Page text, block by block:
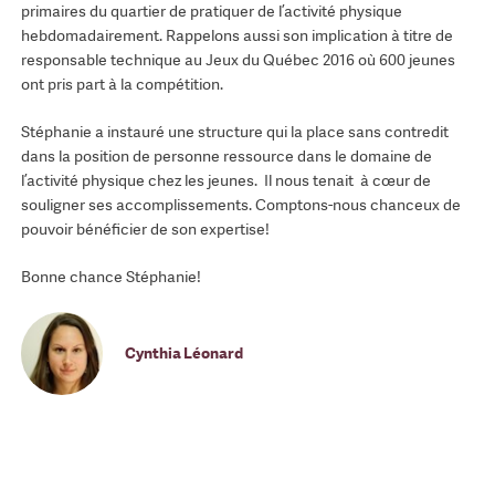
primaires du quartier de pratiquer de l’activité physique
hebdomadairement. Rappelons aussi son implication à titre de
responsable technique au Jeux du Québec 2016 où 600 jeunes
ont pris part à la compétition.
Stéphanie a instauré une structure qui la place sans contredit
dans la position de personne ressource dans le domaine de
l’activité physique chez les jeunes. Il nous tenait à cœur de
souligner ses accomplissements. Comptons-nous chanceux de
pouvoir bénéficier de son expertise!
Bonne chance Stéphanie!
Cynthia Léonard